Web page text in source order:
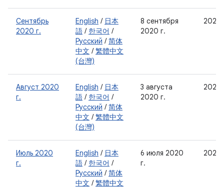
Сентябрь
2020 г.
English / 日本
語 / 한국어 /
Русский /简体
中文 /繁體中文
(台灣)
8 сентября
2020 г.
Август 2020
г.
English / 日本
語 / 한국어 /
Русский /简体
中文 /繁體中文
(台灣)
3 августа
2020 г.
Июль 2020
г.
English / 日本
語 / 한국어 /
Русский /简体
中文 /繁體中文
6 июля 2020
г.